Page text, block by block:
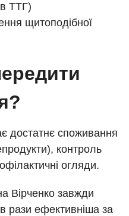
ТТГ)
щитоподібної
достатнє споживання
контроль
огляди.
Вірченко завжди
рази ефективніша за